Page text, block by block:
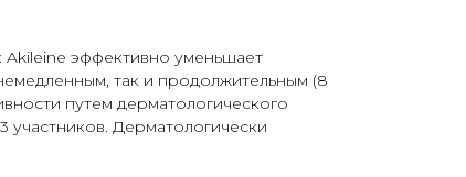
эффективно уменьшает
так и продолжительным (8
путем дерматологического
участников. Дерматологически